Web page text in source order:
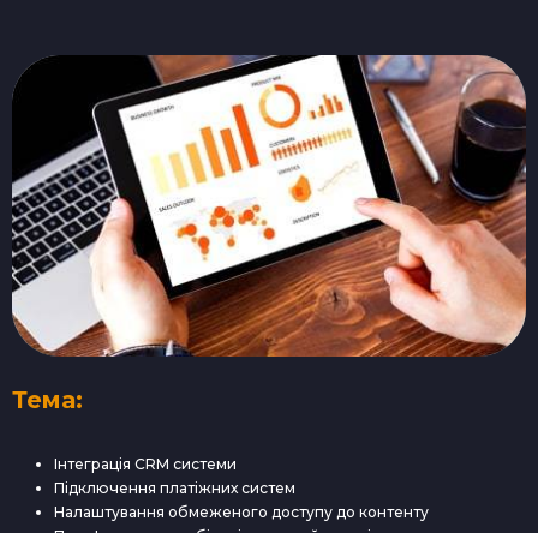
Тема:
Інтеграція CRM системи
Підключення платіжних систем
Налаштування обмеженого доступу до контенту